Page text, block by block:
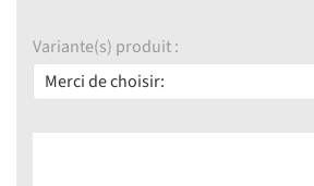
Variante(s) produit :
Merci de choisir: